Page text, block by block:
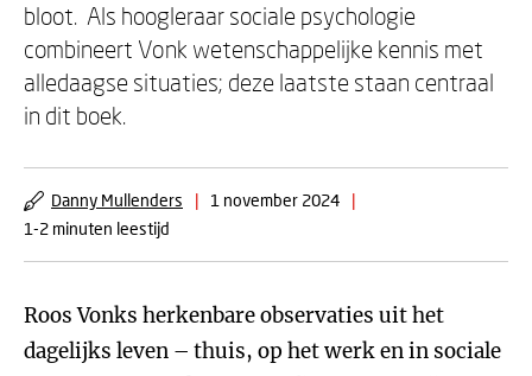
bloot. Als hoogleraar sociale psychologie
combineert Vonk wetenschappelijke kennis met
alledaagse situaties; deze laatste staan centraal
in dit boek.
Danny Mullenders | 1 november 2024
|
1-2 minuten leestijd
Roos Vonks herkenbare observaties uit het
dagelijks leven – thuis, op het werk en in sociale